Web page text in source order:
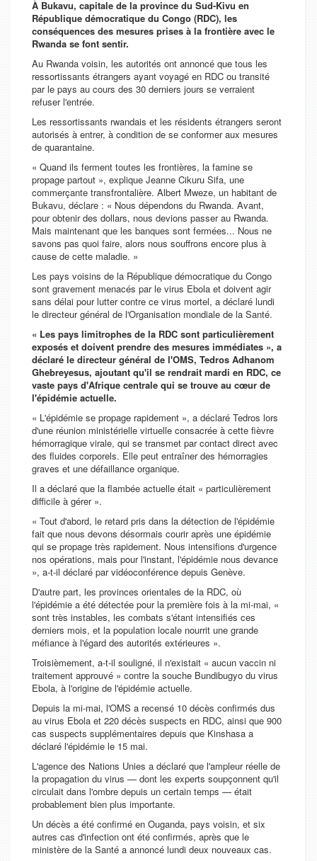
À Bukavu, capitale de la province du Sud-Kivu en
République démocratique du Congo (RDC), les
conséquences des mesures prises à la frontière avec le
Rwanda se font sentir.
Au Rwanda voisin, les autorités ont annoncé que tous les
ressortissants étrangers ayant voyagé en RDC ou transité
par le pays au cours des 30 derniers jours se verraient
refuser l'entrée.
Les ressortissants rwandais et les résidents étrangers seront
autorisés à entrer, à condition de se conformer aux mesures
de quarantaine.
« Quand ils ferment toutes les frontières, la famine se
propage partout », explique Jeanne Cikuru Sifa, une
commerçante transfrontalière. Albert Mweze, un habitant de
Bukavu, déclare : « Nous dépendons du Rwanda. Avant,
pour obtenir des dollars, nous devions passer au Rwanda.
Mais maintenant que les banques sont fermées... Nous ne
savons pas quoi faire, alors nous souffrons encore plus à
cause de cette maladie. »
Les pays voisins de la République démocratique du Congo
sont gravement menacés par le virus Ebola et doivent agir
sans délai pour lutter contre ce virus mortel, a déclaré lundi
le directeur général de l'Organisation mondiale de la Santé.
« Les pays limitrophes de la RDC sont particulièrement
exposés et doivent prendre des mesures immédiates », a
déclaré le directeur général de l'OMS, Tedros Adhanom
Ghebreyesus, ajoutant qu'il se rendrait mardi en RDC, ce
vaste pays d'Afrique centrale qui se trouve au cœur de
l'épidémie actuelle.
« L'épidémie se propage rapidement », a déclaré Tedros lors
d'une réunion ministérielle virtuelle consacrée à cette fièvre
hémorragique virale, qui se transmet par contact direct avec
des fluides corporels. Elle peut entraîner des hémorragies
graves et une défaillance organique.
Il a déclaré que la flambée actuelle était « particulièrement
difficile à gérer ».
« Tout d'abord, le retard pris dans la détection de l'épidémie
fait que nous devons désormais courir après une épidémie
qui se propage très rapidement. Nous intensifions d'urgence
nos opérations, mais pour l'instant, l'épidémie nous devance
», a-t-il déclaré par vidéoconférence depuis Genève.
D'autre part, les provinces orientales de la RDC, où
l'épidémie a été détectée pour la première fois à la mi-mai, «
sont très instables, les combats s'étant intensifiés ces
derniers mois, et la population locale nourrit une grande
méfiance à l'égard des autorités extérieures ».
Troisièmement, a-t-il souligné, il n'existait « aucun vaccin ni
traitement approuvé » contre la souche Bundibugyo du virus
Ebola, à l'origine de l'épidémie actuelle.
Depuis la mi-mai, l'OMS a recensé 10 décès confirmés dus
au virus Ebola et 220 décès suspects en RDC, ainsi que 900
cas suspects supplémentaires depuis que Kinshasa a
déclaré l'épidémie le 15 mai.
L'agence des Nations Unies a déclaré que l'ampleur réelle de
la propagation du virus — dont les experts soupçonnent qu'il
circulait dans l'ombre depuis un certain temps — était
probablement bien plus importante.
Un décès a été confirmé en Ouganda, pays voisin, et six
autres cas d'infection ont été confirmés, après que le
ministère de la Santé a annoncé lundi deux nouveaux cas.